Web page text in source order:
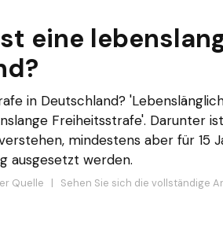
eine
in Deutschland?
Freiheitsstrafe'. Darunter
mindestens aber für 15
ausgesetzt werden.
Quelle | Sehen Sie sich die vollständige